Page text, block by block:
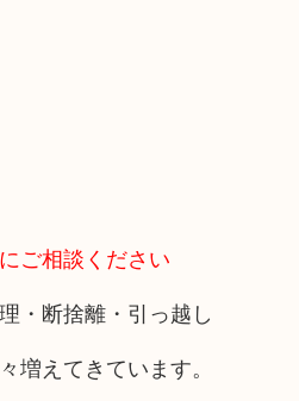
ご相談ください
・断捨離・引っ越し
増えてきています。